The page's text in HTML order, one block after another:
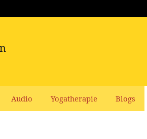
Audio Yogatherapie Blogs